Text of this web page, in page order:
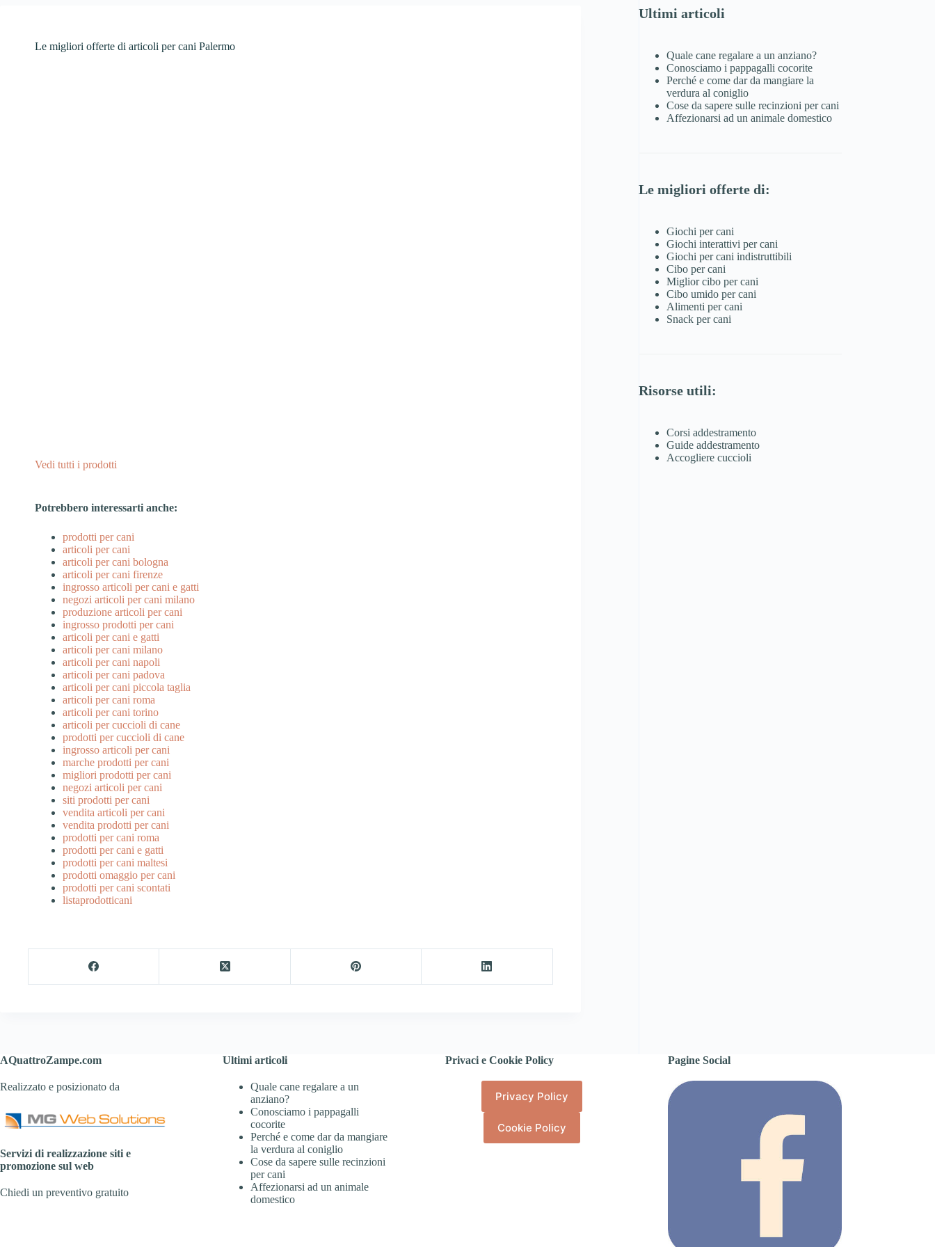
Le migliori offerte di articoli per cani Palermo
Vedi tutti i prodotti
Potrebbero interessarti anche:
prodotti per cani
articoli per cani
articoli per cani bologna
articoli per cani firenze
ingrosso articoli per cani e gatti
negozi articoli per cani milano
produzione articoli per cani
ingrosso prodotti per cani
articoli per cani e gatti
articoli per cani milano
articoli per cani napoli
articoli per cani padova
articoli per cani piccola taglia
articoli per cani roma
articoli per cani torino
articoli per cuccioli di cane
prodotti per cuccioli di cane
ingrosso articoli per cani
marche prodotti per cani
migliori prodotti per cani
negozi articoli per cani
siti prodotti per cani
vendita articoli per cani
vendita prodotti per cani
prodotti per cani roma
prodotti per cani e gatti
prodotti per cani maltesi
prodotti omaggio per cani
prodotti per cani scontati
listaprodotticani
Ultimi articoli
Quale cane regalare a un anziano?
Conosciamo i pappagalli cocorite
Perché e come dar da mangiare la
verdura al coniglio
Cose da sapere sulle recinzioni per cani
Affezionarsi ad un animale domestico
Le migliori offerte di:
Giochi per cani
Giochi interattivi per cani
Giochi per cani indistruttibili
Cibo per cani
Miglior cibo per cani
Cibo umido per cani
Alimenti per cani
Snack per cani
Risorse utili:
Corsi addestramento
Guide addestramento
Accogliere cuccioli
AQuattroZampe.com
Realizzato e posizionato da
Servizi di realizzazione siti e
promozione sul web
Chiedi un preventivo gratuito
Ultimi articoli
Quale cane regalare a un
anziano?
Conosciamo i pappagalli
cocorite
Perché e come dar da mangiare
la verdura al coniglio
Cose da sapere sulle recinzioni
per cani
Affezionarsi ad un animale
domestico
Privaci e Cookie Policy
Privacy Policy
Cookie Policy
Pagine Social